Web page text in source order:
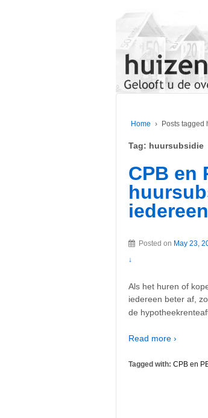
Home › Posts tagged
Tag: huursubsidie
CPB en
Posted on May 23,
↓
Als het huren of
iedereen beter af,
de
Read more ›
Tagged with: CPB en